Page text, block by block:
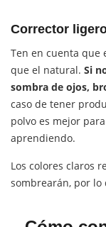
Corrector
Ten en cuenta que
que el natural. Si
sombra de ojos,
caso de tener
polvo es mejor
aprendiendo.
Los colores claros
sombrearán, por lo